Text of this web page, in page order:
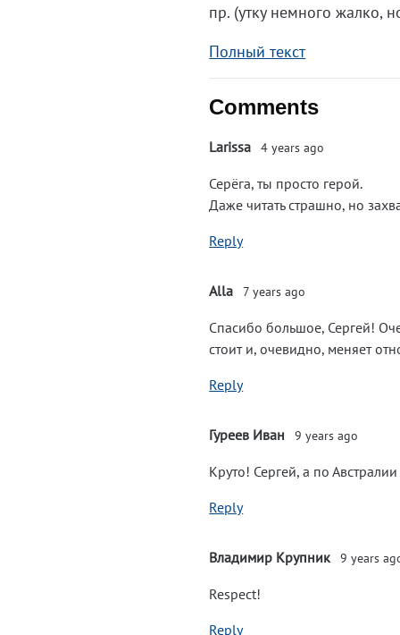
пр. (утку немного жалко,
Полный текст
Comments
Larissa 4 years ago
Серёга, ты просто герой.
Даже читать страшно, но
Reply
Alla 7 years ago
Спасибо большое, Сергей!
стоит и, очевидно, меняет
Reply
Гуреев Иван 9 years ago
Круто! Сергей, а по Австралии
Reply
Владимир Крупник 9 years
Respect!
Reply